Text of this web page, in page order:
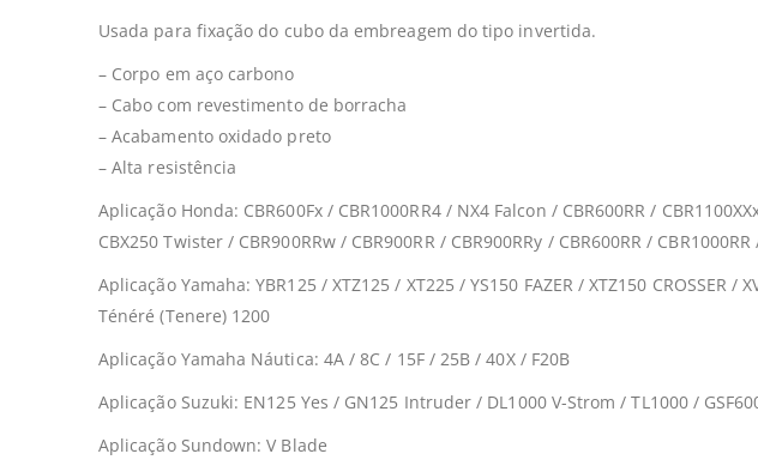
Usada para fixação do cubo da embreagem do tipo invertida.
– Corpo em aço carbono
– Cabo com revestimento de borracha
– Acabamento oxidado preto
– Alta resistência
Aplicação Honda: CBR600Fx / CBR1000RR4 / NX4 Falcon / CBR600RR /
CBX250 Twister / CBR900RRw / CBR900RR / CBR900RRy / CBR600RR / CBR1000RR
Aplicação Yamaha: YBR125 / XTZ125 / XT225 / YS150 FAZER / XTZ150 CROSSER /
Ténéré (Tenere) 1200
Aplicação Yamaha Náutica: 4A / 8C / 15F / 25B / 40X / F20B
Aplicação Suzuki: EN125 Yes / GN125 Intruder / DL1000 V-Strom / TL1000 /
Aplicação Sundown: V Blade